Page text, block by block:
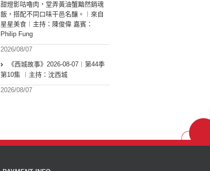
甜燈影咕嚕肉，堂弄黃油蟹黯然銷魂
飯，搭配不同口味干邑名釀。︱來自
星星美食︱主持：陳俊偉 嘉賓：
Philip Fung
2026/08/07
《西城故事》2026-08-07︱第44季
第10集 ︱主持：沈西城
2026/08/07